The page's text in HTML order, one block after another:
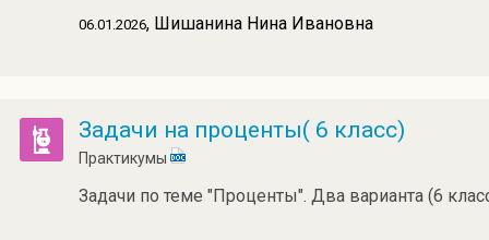
06.01.2026, Шишанина Нина Ивановна
Задачи на проценты( 6 класс)
Практикумы
Задачи по теме "Проценты". Два варианта (6